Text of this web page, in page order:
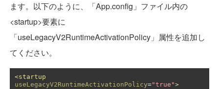
ます。以下のように、「App.config」ファイル内の
<startup>要素に
「useLegacyV2RuntimeActivationPolicy」属性を追加し
てください。
<startup
useLegacyV2RuntimeActivationPolicy="true">